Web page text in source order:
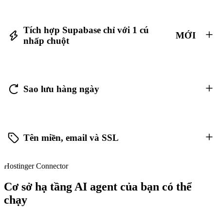
Tích hợp Supabase chỉ với 1 cú
nhấp chuột
MỚI
Sao lưu hàng ngày
Tên miền, email và SSL
Hostinger Connector
Cơ sở hạ tầng AI agent của bạn có thể
chạy